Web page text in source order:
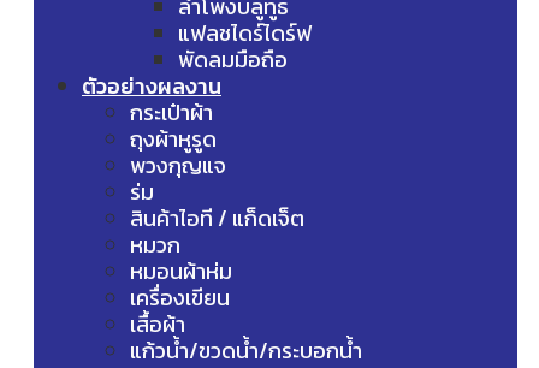
ลำโพงบลูทูธ
แฟลชไดร์ไดร์ฟ
พัดลมมือถือ
ตัวอย่างผลงาน
กระเป๋าผ้า
ถุงผ้าหูรูด
พวงกุญแจ
ร่ม
สินค้าไอที / แก็ดเจ็ต
หมวก
หมอนผ้าห่ม
เครื่องเขียน
เสื้อผ้า
แก้วน้ำ/ขวดน้ำ/กระบอกน้ำ